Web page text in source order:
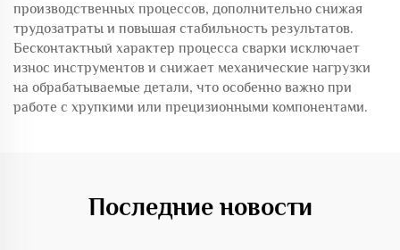
производственных процессов, дополнительно снижая
трудозатраты и повышая стабильность результатов.
Бесконтактный характер процесса сварки исключает
износ инструментов и снижает механические нагрузки
на обрабатываемые детали, что особенно важно при
работе с хрупкими или прецизионными компонентами.
Последние новости